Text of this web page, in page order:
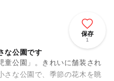
保存
1
な公園です
童公園」。きれいに舗装され
さな公園で、季節の花木を眺